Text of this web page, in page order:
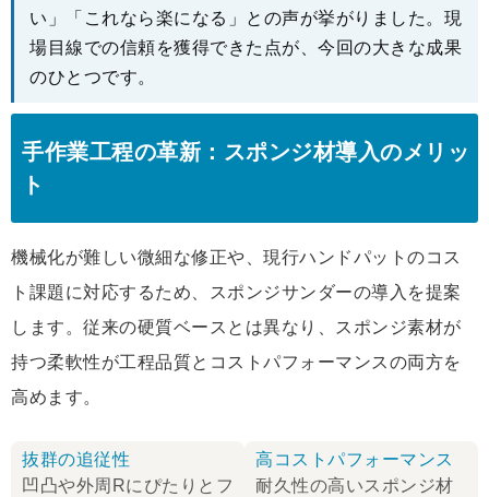
い」「これなら楽になる」との声が挙がりました。現
場目線での信頼を獲得できた点が、今回の大きな成果
のひとつです。
手作業工程の革新：スポンジ材導入のメリッ
ト
機械化が難しい微細な修正や、現行ハンドパットのコス
ト課題に対応するため、スポンジサンダーの導入を提案
します。従来の硬質ベースとは異なり、スポンジ素材が
持つ柔軟性が工程品質とコストパフォーマンスの両方を
高めます。
抜群の追従性
凹凸や外周Rにぴたりとフ
高コストパフォーマンス
耐久性の高いスポンジ材